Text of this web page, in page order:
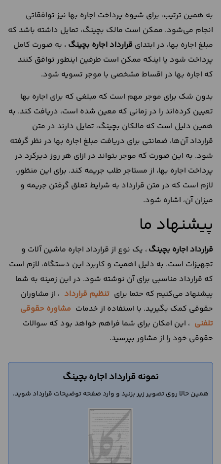
به همین ترتیب، برای شیوه پرداخت اجاره بها نیز توافقاتی
انجام می‌شود. ممکن است مالک بچینگ، تمایل داشته باشد که
مبلغ اجاره بها، در ابتدای قرارداد اجاره بچینگ ، به صورت کامل
پرداخت شود یا اینکه ممکن است طرفین اینطور توافق کنند
که اجاره بها در اقساط مشخصی با موجر تسویه شود.
بدون شک برای موجر مهم است که مبلغی که برای اجاره بها
تعیین کرده‌اند را در زمانی که معین شده است، دریافت کند. به
همین دلیل است که مالکان بچینگ، تمایل دارند در متن
قرارداد آن‌ها، ضمانتی برای دریافت مبلغ اجاره بها در نظر گرفته
شود. به این صورت که موجر بتواند در ازای هر روز دیرکرد در
پرداخت اجاره بها، از مستاجر طلب جریمه کند. برای این منظور،
لازم است که در متن قرارداد به شرایط تعلق گرفتن جریمه و
میزان آن، اشاره شود.
پیشنهاد ما
قرارداد اجاره بچینگ ، یک نوع از قرارداد اجاره ماشین آلات و
تجهیزات است. به دلیل اهمیت و کاربرد این دستگاه، لازم است
که قرارداد مناسبی برای آن نوشته شود. در این زمینه به شما
پیشنهاد می‌کنیم که حتما برای تنظیم قرارداد ، از مشاوران
حقوقی کمک بگیرید. با استفاده از خدمات مشاوره حقوقی
تلفنی ، این امکان برای شما فراهم خواهد بود که سوالات
حقوقی خود را از مشاور بپرسید.
نمونه قرارداد اجاره بچینگ
همین حالا روی تصویر زیر بزنید و وارد صفحه توضیحات قرارداد شوید.